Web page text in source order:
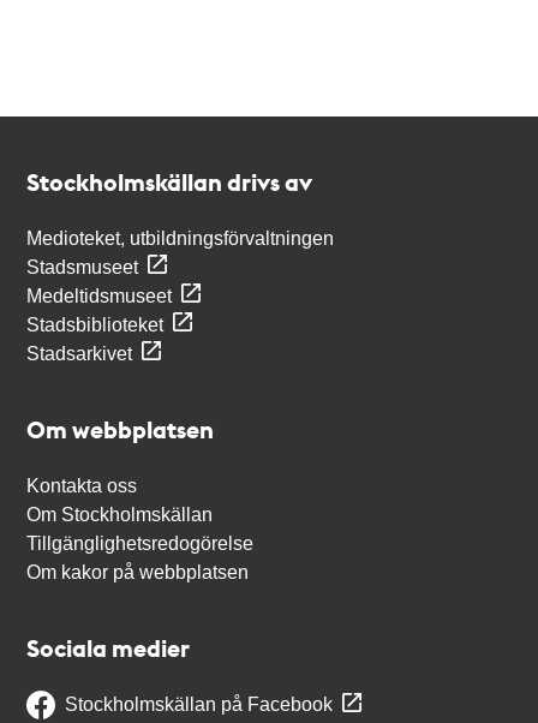
Stockholmskällan drivs av
Medioteket, utbildningsförvaltningen
Stadsmuseet
Medeltidsmuseet
Stadsbiblioteket
Stadsarkivet
Om webbplatsen
Kontakta oss
Om Stockholmskällan
Tillgänglighetsredogörelse
Om kakor på webbplatsen
Sociala medier
Stockholmskällan på Facebook